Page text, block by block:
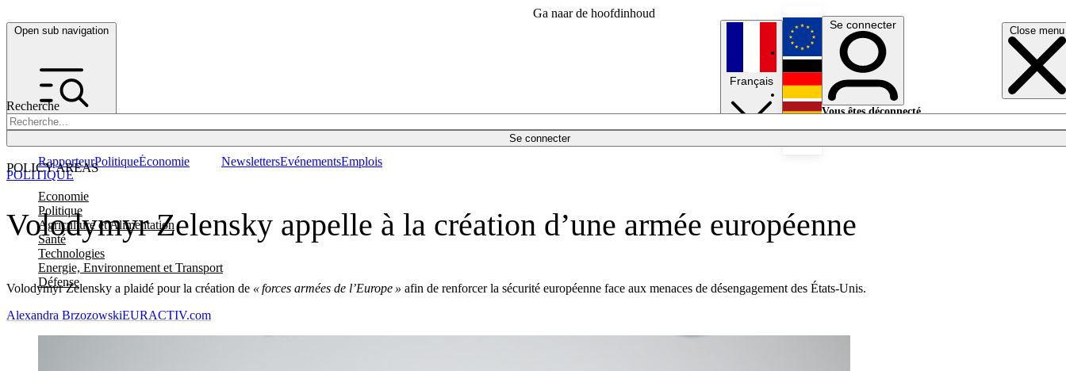
Ga naar de hoofdinhoud
Open sub navigation Close menu
Recherche
Se connecter
POLICY AREAS
Economie
Politique
Agriculture et Alimentation
Santé
Technologies
Energie, Environnement et Transport
Défense
RapporteurPolitiqueÉconomie NewslettersEvénementsEmplois
Français
English
Deutsch
Se connecter
Vous êtes déconnecté.
Volodymyr Zelensky appelle à la création d’une armée européenne
Volodymyr Zelensky a plaidé pour la création de « forces armées de l’Europe » afin de renforcer la sécurité européenne face aux menaces de désengagement des États-Unis.
POLITIQUE
Alexandra BrzozowskiEURACTIV.com